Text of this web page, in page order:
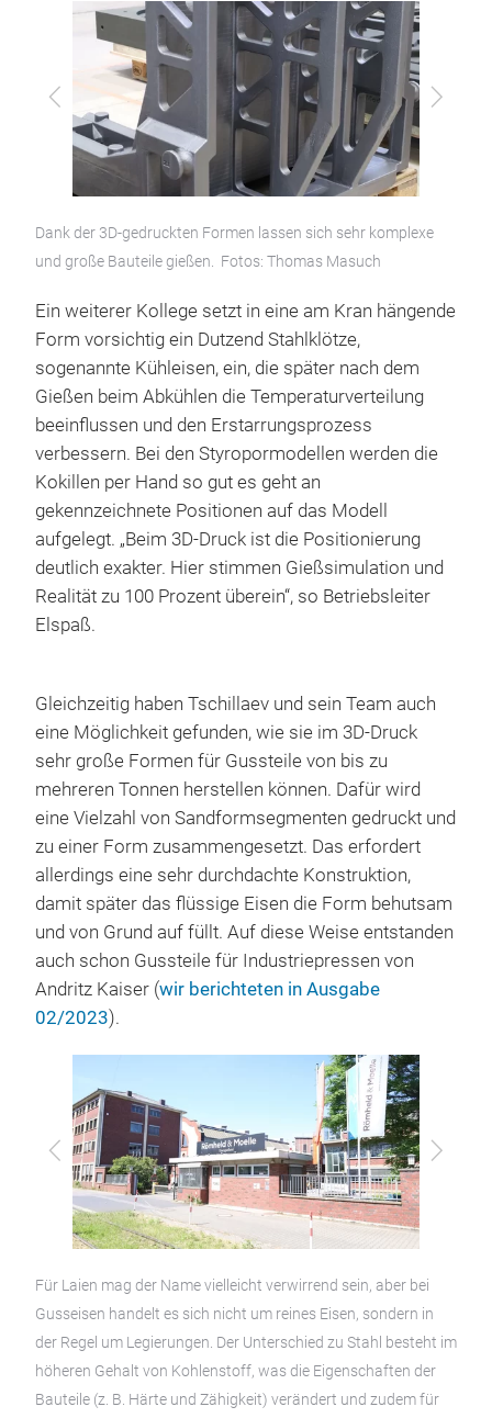
Zurück Vor
Dank der 3D-gedruckten Formen lassen sich sehr komplexe
und große Bauteile gießen. Fotos: Thomas Masuch
Ein weiterer Kollege setzt in eine am Kran hängende
Form vorsichtig ein Dutzend Stahlklötze,
sogenannte Kühleisen, ein, die später nach dem
Gießen beim Abkühlen die Temperaturverteilung
beeinflussen und den Erstarrungsprozess
verbessern. Bei den Styropormodellen werden die
Kokillen per Hand so gut es geht an
gekennzeichnete Positionen auf das Modell
aufgelegt. „Beim 3D-Druck ist die Positionierung
deutlich exakter. Hier stimmen Gießsimulation und
Realität zu 100 Prozent überein“, so Betriebsleiter
Elspaß.
Gleichzeitig haben Tschillaev und sein Team auch
eine Möglichkeit gefunden, wie sie im 3D-Druck
sehr große Formen für Gussteile von bis zu
mehreren Tonnen herstellen können. Dafür wird
eine Vielzahl von Sandformsegmenten gedruckt und
zu einer Form zusammengesetzt. Das erfordert
allerdings eine sehr durchdachte Konstruktion,
damit später das flüssige Eisen die Form behutsam
und von Grund auf füllt. Auf diese Weise entstanden
auch schon Gussteile für Industriepressen von
Andritz Kaiser (wir berichteten in Ausgabe
02/2023).
Zurück Vor
Für Laien mag der Name vielleicht verwirrend sein, aber bei
Gusseisen handelt es sich nicht um reines Eisen, sondern in
der Regel um Legierungen. Der Unterschied zu Stahl besteht im
höheren Gehalt von Kohlenstoff, was die Eigenschaften der
Bauteile (z. B. Härte und Zähigkeit) verändert und zudem für